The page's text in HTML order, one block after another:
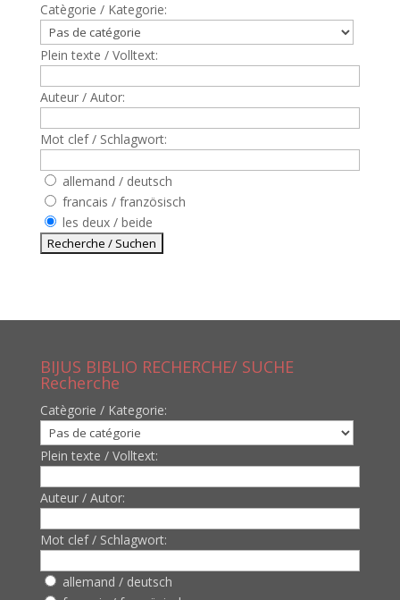
Catègorie / Kategorie:
Plein texte / Volltext:
Auteur / Autor:
Mot clef / Schlagwort:
allemand / deutsch
francais / französisch
les deux / beide
BIJUS BIBLIO RECHERCHE/ SUCHE
Recherche
Catègorie / Kategorie:
Plein texte / Volltext:
Auteur / Autor:
Mot clef / Schlagwort:
allemand / deutsch